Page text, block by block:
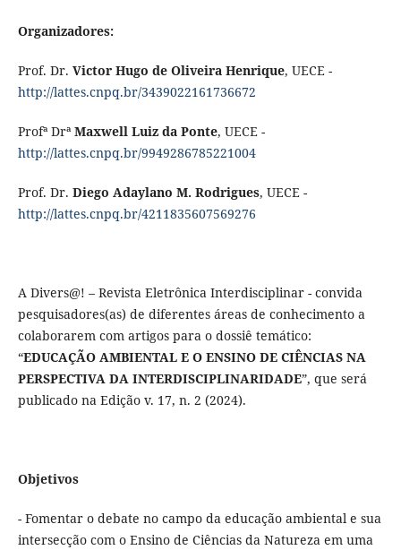
Organizadores:
Prof. Dr. Victor Hugo de Oliveira Henrique, UECE -
http://lattes.cnpq.br/3439022161736672
Profª Drª Maxwell Luiz da Ponte, UECE -
http://lattes.cnpq.br/9949286785221004
Prof. Dr. Diego Adaylano M. Rodrigues, UECE -
http://lattes.cnpq.br/4211835607569276
A Divers@! – Revista Eletrônica Interdisciplinar - convida
pesquisadores(as) de diferentes áreas de conhecimento a
colaborarem com artigos para o dossiê temático:
“EDUCAÇÃO AMBIENTAL E O ENSINO DE CIÊNCIAS NA
PERSPECTIVA DA INTERDISCIPLINARIDADE”, que será
publicado na Edição v. 17, n. 2 (2024).
Objetivos
- Fomentar o debate no campo da educação ambiental e sua
intersecção com o Ensino de Ciências da Natureza em uma